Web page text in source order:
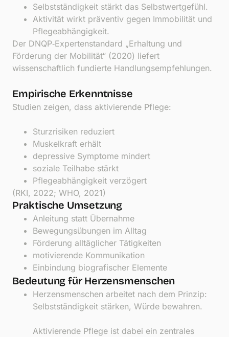
Selbstständigkeit stärkt das Selbstwertgefühl.
Aktivität wirkt präventiv gegen Immobilität und
Pflegeabhängigkeit.
Der DNQP‑Expertenstandard „Erhaltung und
Förderung der Mobilität“ (2020) liefert
wissenschaftlich fundierte Handlungsempfehlungen.
Empirische Erkenntnisse
Studien zeigen, dass aktivierende Pflege:
Sturzrisiken reduziert
Muskelkraft erhält
depressive Symptome mindert
soziale Teilhabe stärkt
Pflegeabhängigkeit verzögert
(RKI, 2022; WHO, 2021)
Praktische Umsetzung
Anleitung statt Übernahme
Bewegungsübungen im Alltag
Förderung alltäglicher Tätigkeiten
motivierende Kommunikation
Einbindung biografischer Elemente
Bedeutung für Herzensmenschen
Herzensmenschen arbeitet nach dem Prinzip:
Selbstständigkeit stärken, Würde bewahren.
Aktivierende Pflege ist dabei ein zentrales